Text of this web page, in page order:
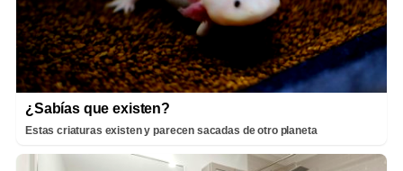
¿Sabías que existen?
Estas criaturas existen y parecen sacadas de otro planeta